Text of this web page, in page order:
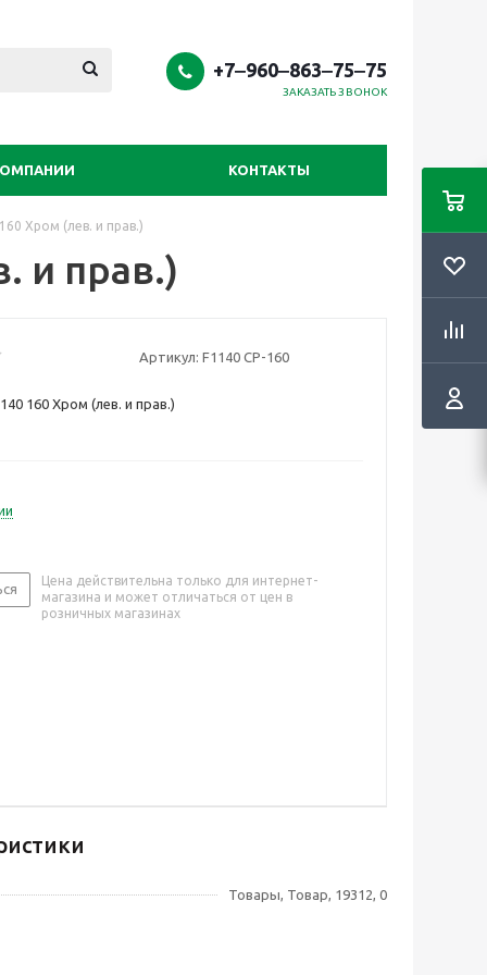
+7‒960‒863‒75‒75
ЗАКАЗАТЬ ЗВОНОК
КОНТАКТЫ
Хром (лев. и прав.)
и прав.)
Артикул: F1140 CP-160
160 Хром (лев. и прав.)
Цена действительна только для интернет-
магазина и может отличаться от цен в
розничных магазинах
Товары, Товар, 19312, 0